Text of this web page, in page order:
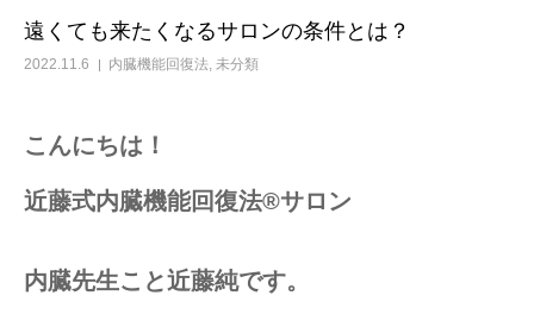
遠くても来たくなるサロンの条件とは？
2022.11.6 内臓機能回復法, 未分類
こんにちは！
近藤式内臓機能回復法®️サロン
内臓先生こと近藤純です。
施術料金
全国のサロン